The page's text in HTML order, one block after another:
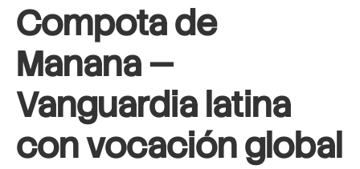
Compota de
Manana —
Vanguardia latina
con vocación global